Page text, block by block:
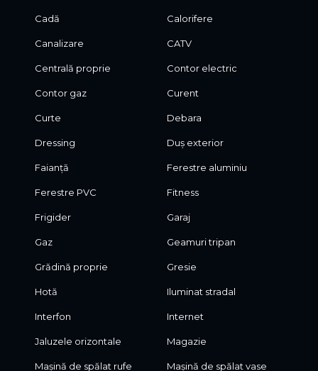
Cadă Calorifere
Canalizare CATV
Centrală proprie Contor electric
Contor gaz Curent
Curte Debara
Dressing Duș exterior
Faianță Ferestre aluminiu
Ferestre PVC Fitness
Frigider Garaj
Gaz Geamuri tripan
Grădină proprie Gresie
Hotă Iluminat stradal
Interfon Internet
Jaluzele orizontale Magazie
Mașină de spălat rufe Mașină de spălat vase